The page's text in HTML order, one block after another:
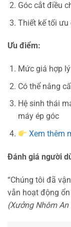
Góc cắt điều
Thiết kế tối ưu
Ưu điểm:
Mức giá hợp
Có thể nâng
Hệ sinh thái
máy ép góc
Xem thêm
Đánh giá người
“Chúng tôi đã
vẫn hoạt động
(Xưởng Nhôm